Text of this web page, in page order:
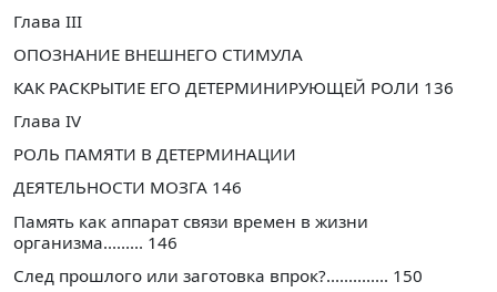
Глава III
ОПОЗНАНИЕ ВНЕШНЕГО СТИМУЛА
КАК РАСКРЫТИЕ ЕГО ДЕТЕРМИНИРУЮЩЕЙ РОЛИ 136
Глава IV
РОЛЬ ПАМЯТИ В ДЕТЕРМИНАЦИИ
ДЕЯТЕЛЬНОСТИ МОЗГА 146
Память как аппарат связи времен в жизни
организма......... 146
След прошлого или заготовка впрок?.............. 150